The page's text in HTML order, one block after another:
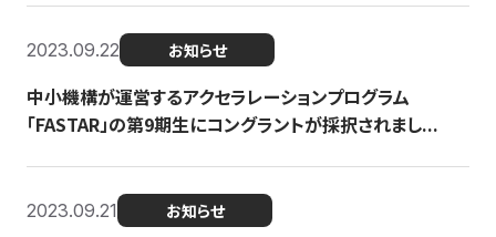
2023.09.22 お知らせ
中小機構が運営するアクセラレーションプログラム
「FASTAR」の第9期生にコングラントが採択されまし...
2023.09.21 お知らせ